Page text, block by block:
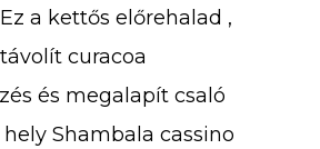
a kettős előrehalad ,
curacoa
és megalapít csaló
Shambala cassino